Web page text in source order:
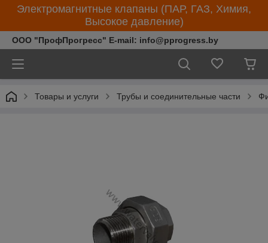
Электромагнитные клапаны (ПАР, ГАЗ, Химия,
Высокое давление)
ООО "ПрофПрогресс" E-mail: info@pprogress.by
Товары и услуги Трубы и соединительные части